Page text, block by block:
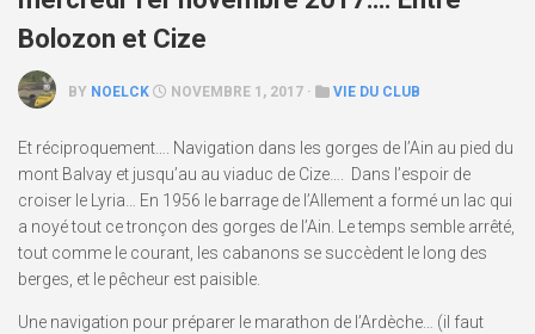
Bolozon et Cize
BY NOELCK NOVEMBRE 1, 2017 · VIE DU CLUB
Et réciproquement…. Navigation dans les gorges de l’Ain au pied du
mont Balvay et jusqu’au au viaduc de Cize…. Dans l’espoir de
croiser le Lyria… En 1956 le barrage de l’Allement a formé un lac qui
a noyé tout ce tronçon des gorges de l’Ain. Le temps semble arrêté,
tout comme le courant, les cabanons se succèdent le long des
berges, et le pêcheur est paisible.
Une navigation pour préparer le marathon de l’Ardèche… (il faut